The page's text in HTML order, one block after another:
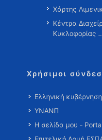
Χάρτης
Κέντρα
Κυκλοφορίας
Χρήσιμοι
Ελληνική κυβέρνηση
ΥΝΑΝΠ
Η σελίδα μου -